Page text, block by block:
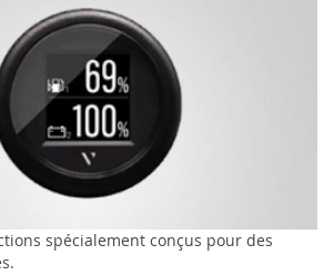
spécialement conçus pour des